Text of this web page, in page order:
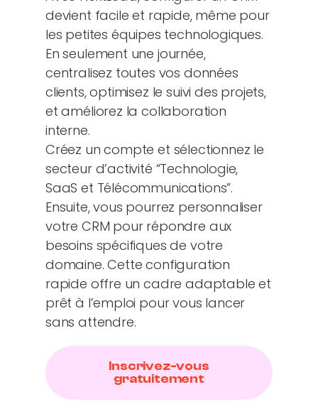
devient facile et rapide, même pour
les petites équipes technologiques.
En seulement une journée,
centralisez toutes vos données
clients, optimisez le suivi des projets,
et améliorez la collaboration
interne.
Créez un compte et sélectionnez le
secteur d’activité “Technologie,
SaaS et Télécommunications”.
Ensuite, vous pourrez personnaliser
votre CRM pour répondre aux
besoins spécifiques de votre
domaine. Cette configuration
rapide offre un cadre adaptable et
prêt à l’emploi pour vous lancer
sans attendre.
Inscrivez-vous
gratuitement